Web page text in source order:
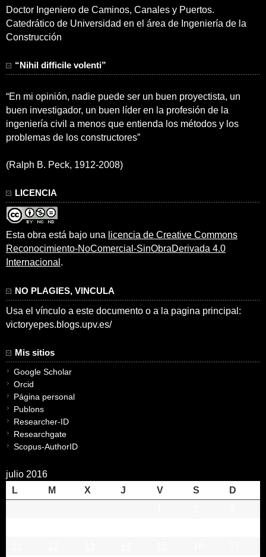
Doctor Ingeniero de Caminos, Canales y Puertos.
Catedrático de Universidad en el área de Ingeniería de la
Construcción
“Nihil difficile volenti”
“En mi opinión, nadie puede ser un buen proyectista, un
buen investigador, un buen líder en la profesión de la
ingeniería civil a menos que entienda los métodos y los
problemas de los constructores”
(Ralph B. Peck, 1912-2008)
LICENCIA
Esta obra está bajo una licencia de Creative Commons
Reconocimiento-NoComercial-SinObraDerivada 4.0
Internacional .
NO PLAGIES, VINCULA
Usa el vínculo a este documento o a la pagina principal:
victoryepes.blogs.upv.es/
Mis sitios
Google Scholar
Orcid
Página personal
Publons
Researcher-ID
Researchgate
Scopus-AuthorID
julio 2016
L
M X J V S
D